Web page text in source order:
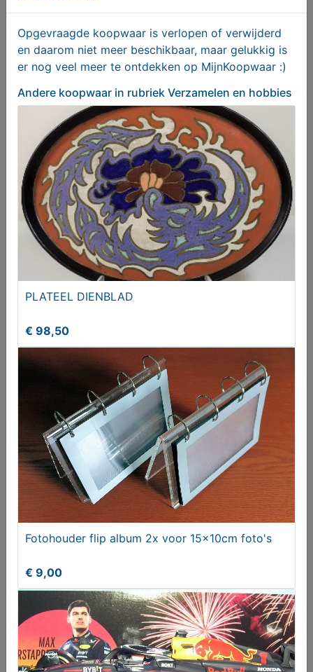
Strijkijzer met onderzetter
€ 20,00
Lucifer merken
12x Biervracht auto's Unieke collectors verzameling
Opgevraagde koopwaar is verlopen of verwijderd
en daarom niet meer beschikbaar, maar gelukkig is
er nog veel meer te ontdekken op MijnKoopwaar :)
Andere koopwaar in rubriek Verzamelen en hobbies
PLATEEL DIENBLAD
€ 98,50
Fotohouder flip album 2x voor 15x10cm foto's
€ 9,00